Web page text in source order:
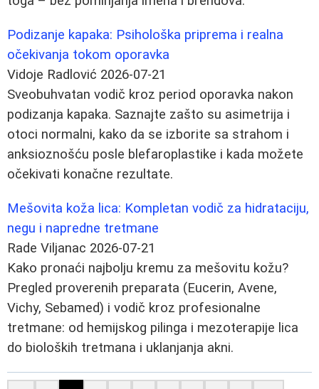
Podizanje kapaka: Psihološka priprema i realna
očekivanja tokom oporavka
Vidoje Radlović 2026-07-21
Sveobuhvatan vodič kroz period oporavka nakon
podizanja kapaka. Saznajte zašto su asimetrija i
otoci normalni, kako da se izborite sa strahom i
anksioznošću posle blefaroplastike i kada možete
očekivati konačne rezultate.
Mešovita koža lica: Kompletan vodič za hidrataciju,
negu i napredne tretmane
Rade Viljanac 2026-07-21
Kako pronaći najbolju kremu za mešovitu kožu?
Pregled proverenih preparata (Eucerin, Avene,
Vichy, Sebamed) i vodič kroz profesionalne
tretmane: od hemijskog pilinga i mezoterapije lica
do bioloških tretmana i uklanjanja akni.